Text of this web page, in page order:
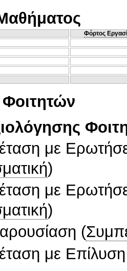
Φόρτος
με
)
με
)
(
με